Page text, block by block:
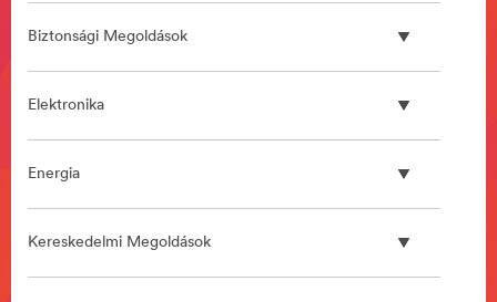
Biztonsági Megoldások
Elektronika
Energia
Kereskedelmi Megoldások